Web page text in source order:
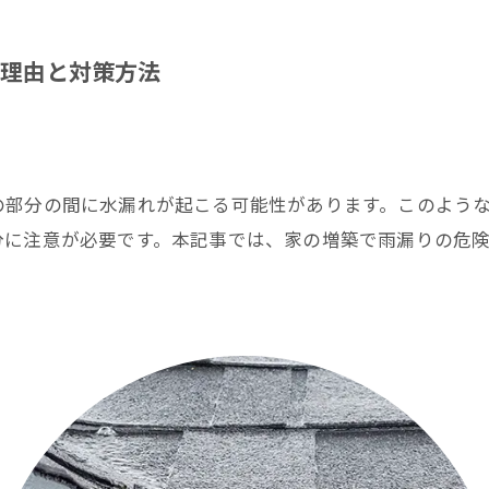
由と対策方法
分の間に水漏れが起こる可能性があります。このよう
注意が必要です。本記事では、家の増築で雨漏りの危